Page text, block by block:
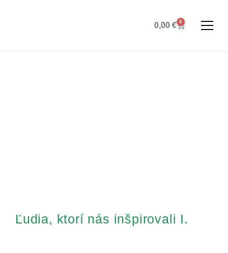
0,00€ 0
Ľudia, ktorí nás inšpirovali I.